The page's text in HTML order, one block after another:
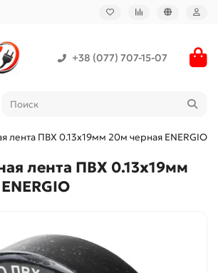
+38 (077) 707-15-07
лента ПВХ 0.13x19мм 20м черная ENERGIO
лента ПВХ 0.13x19мм